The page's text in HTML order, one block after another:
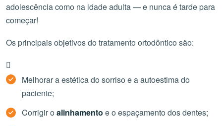
adolescência como na idade adulta — e nunca é tarde para
começar!
Os principais objetivos do tratamento ortodôntico são:
Melhorar a estética do sorriso e a autoestima do
paciente;
Corrigir oalinhamento e o espaçamento dos dentes;